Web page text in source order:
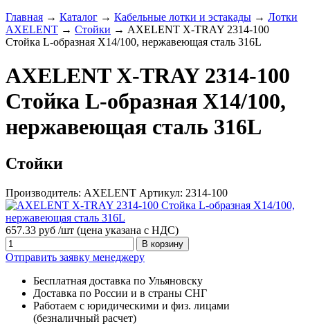
Главная → Каталог → Кабельные лотки и эстакады → Лотки
AXELENT → Стойки → AXELENT X-TRAY 2314-100
Стойка L-образная X14/100, нержавеющая сталь 316L
AXELENT X-TRAY 2314-100
Стойка L-образная X14/100,
нержавеющая сталь 316L
Стойки
Производитель: AXELENT Артикул: 2314-100
657.33 руб /шт (цена указана с НДС)
В корзину
Отправить заявку менеджеру
Бесплатная доставка по Ульяновску
Доставка по России и в страны СНГ
Работаем с юридическими и физ. лицами
(безналичный расчет)